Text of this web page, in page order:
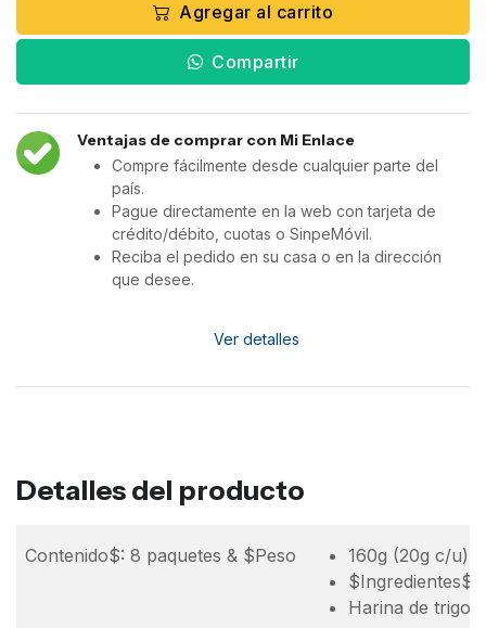
Agregar al carrito
Compartir
Ventajas de comprar con Mi Enlace
Compre fácilmente desde cualquier parte del
país.
Pague directamente en la web con tarjeta de
crédito/débito, cuotas o SinpeMóvil.
Reciba el pedido en su casa o en la dirección
que desee.
Ver detalles
Detalles del producto
Contenido$: 8 paquetes & $Peso
160g (20g c/u)
$Ingredientes$:
Harina de trigo